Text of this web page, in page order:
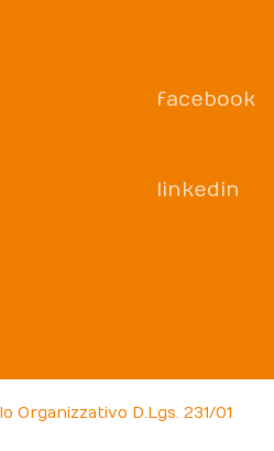
facebook
linkedin
Organizzativo D.Lgs. 231/01